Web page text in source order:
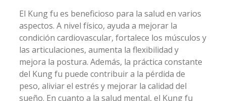
El Kung fu es beneficioso para la salud en varios
aspectos. A nivel físico, ayuda a mejorar la
condición cardiovascular, fortalece los músculos y
las articulaciones, aumenta la flexibilidad y
mejora la postura. Además, la práctica constante
del Kung fu puede contribuir a la pérdida de
peso, aliviar el estrés y mejorar la calidad del
sueño. En cuanto a la salud mental, el Kung fu